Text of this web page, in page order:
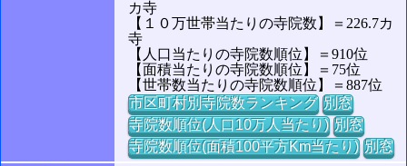
カ寺
【１０万世帯当たりの寺院数】＝226.7カ
寺
【人口当たりの寺院数順位】＝910位
【面積当たりの寺院数順位】＝75位
【世帯数当たりの寺院数順位】＝887位
市区町村別寺院数ランキング 別窓
寺院数順位(人口10万人当たり) 別窓
寺院数順位(面積100平方Km当たり) 別窓